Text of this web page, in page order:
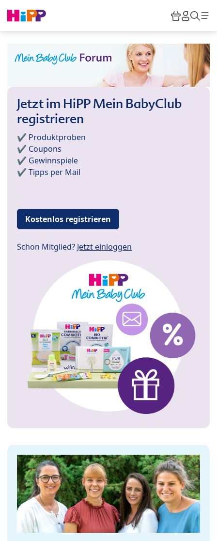
HiPP
Jetzt im HiPP Mein BabyClub
registrieren
✔️ Produktproben
✔️ Coupons
✔️ Gewinnspiele
✔️ Tipps per Mail
Kostenlos registrieren
Schon Mitglied? Jetzt einloggen